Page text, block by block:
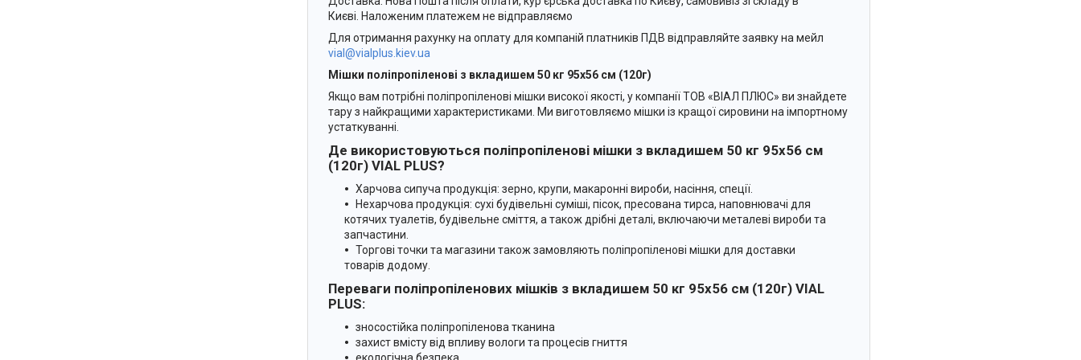
Києві. Наложеним платежем не відправляємо
Для отримання рахунку на оплату для компаній платників ПДВ відправляйте заявку на мейл
vial@vialplus.kiev.ua
Мішки поліпропіленові з вкладишем 50 кг 95х56 см (120г)
Якщо вам потрібні поліпропіленові мішки високої якості, у компанії ТОВ «ВІАЛ ПЛЮС» ви знайдете
тару з найкращими характеристиками. Ми виготовляємо мішки із кращої сировини на імпортному
устаткуванні.
Де використовуються поліпропіленові мішки з вкладишем 50 кг 95х56 см
(120г) VIAL PLUS?
Харчова сипуча продукція: зерно, крупи, макаронні вироби, насіння, спеції.
Нехарчова продукція: сухі будівельні суміші, пісок, пресована тирса, наповнювачі для
котячих туалетів, будівельне сміття, а також дрібні деталі, включаючи металеві вироби та
запчастини.
Торгові точки та магазини також замовляють поліпропіленові мішки для доставки
товарів додому.
Переваги поліпропіленових мішків з вкладишем 50 кг 95х56 см (120г) VIAL
PLUS:
зносостійка поліпропіленова тканина
захист вмісту від впливу вологи та процесів гниття